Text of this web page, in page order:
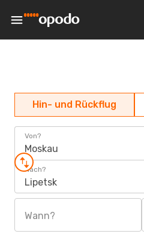
Hin- und Rückflug
Von?
Moskau
Nach?
Lipetsk
Wann?